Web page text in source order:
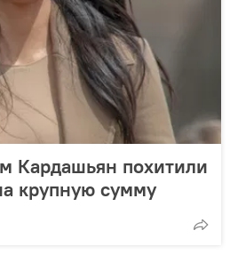
Кардашьян похитили
крупную сумму